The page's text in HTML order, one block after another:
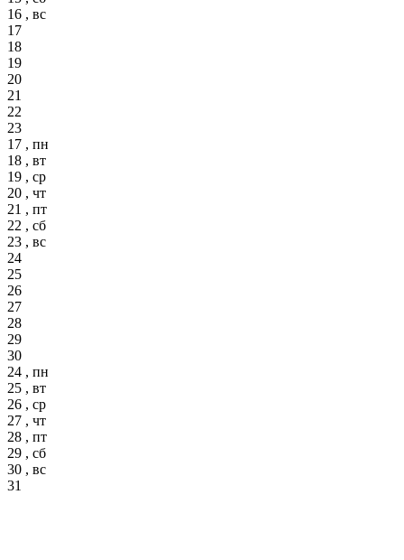
16 , вс
17
18
19
20
21
22
23
17 , пн
18 , вт
19 , ср
20 , чт
21 , пт
22 , сб
23 , вс
24
25
26
27
28
29
30
24 , пн
25 , вт
26 , ср
27 , чт
28 , пт
29 , сб
30 , вс
31